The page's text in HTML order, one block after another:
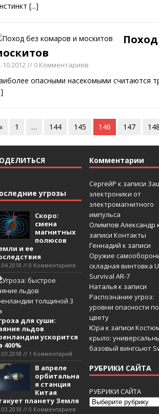
[...]
// 0 Комментариев
опасными насекомыми считаются
« 1 … 144 145 146 147
угрозы
Скоро:
смена
магнитных
полюсов
и ее
// 0 Комментариев
для суши:
льдов
ускорится
400%
// 1 Комментарий
В апреле
орбитальна
я станция
Китая
планету Земля
// 0 Комментариев
Комментарии
СергейР к записи
электроники от
электромагнитного
импульса
Олимпов Александр
записи Контакты
Геннадий к записи
Оружие
складная винтовка
Survival AR-7
Наталья к записи
Распознание угроз:
уровни опасности по
цвету
Юра к записи
крыло:
базовый вингсьют
РУБРИКИ САЙТА
РУБРИКИ САЙТА